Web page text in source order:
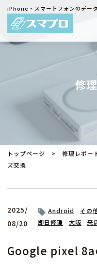
iPhone・スマートフォンのデー
修
トップページ > 修理レポー
ズ交換
2025/
08/20
Android その
即日修理
大阪 来
Google pixel 8a